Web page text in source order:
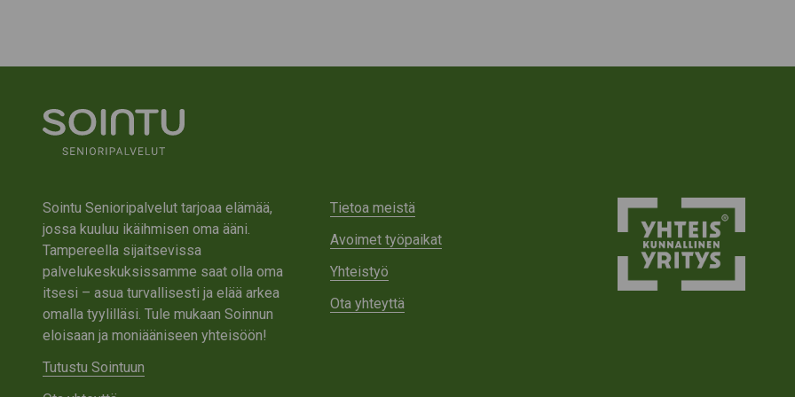
Sointu Senioripalvelut tarjoaa elämää,
jossa kuuluu ikäihmisen oma ääni.
Tampereella sijaitsevissa
palvelukeskuksissamme saat olla oma
itsesi – asua turvallisesti ja elää arkea
omalla tyylilläsi. Tule mukaan Soinnun
eloisaan ja moniääniseen yhteisöön!
Tutustu Sointuun
Tietoa meistä
Avoimet työpaikat
Yhteistyö
Ota yhteyttä